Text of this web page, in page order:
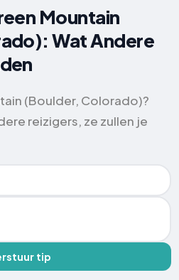
Mountain
Wat Andere
(Boulder, Colorado)?
reizigers, ze zullen je
tip